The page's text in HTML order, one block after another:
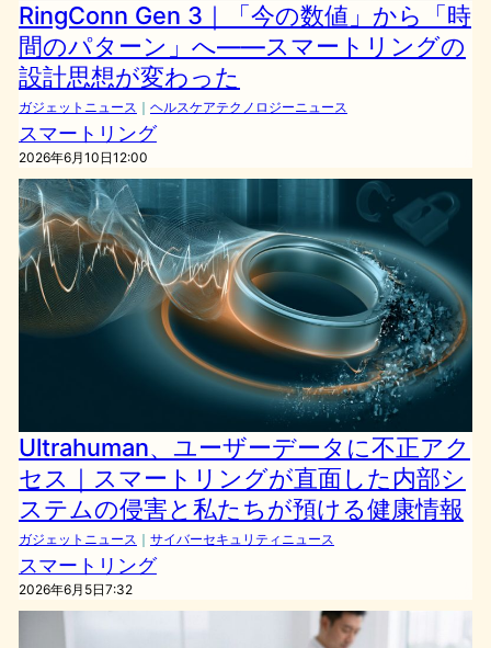
RingConn Gen 3｜「今の数値」から「時
間のパターン」へ——スマートリングの
設計思想が変わった
ガジェットニュース ｜ ヘルスケアテクノロジーニュース
スマートリング
2026年6月10日12:00
Ultrahuman、ユーザーデータに不正アク
セス｜スマートリングが直面した内部シ
ステムの侵害と私たちが預ける健康情報
ガジェットニュース ｜ サイバーセキュリティニュース
スマートリング
2026年6月5日7:32